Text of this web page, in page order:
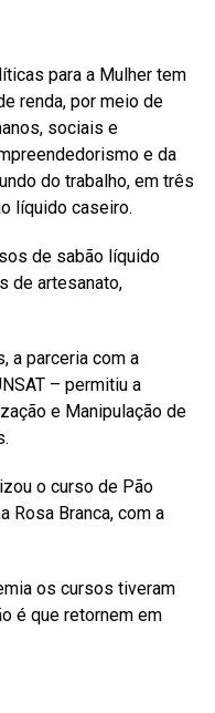
para a Mulher tem
renda, por meio de
sociais e
e da
do trabalho, em três
líquido caseiro.
de sabão líquido
de artesanato,
a parceria com a
– permitiu a
e Manipulação de
o curso de Pão
Rosa Branca, com a
os cursos tiveram
é que retornem em